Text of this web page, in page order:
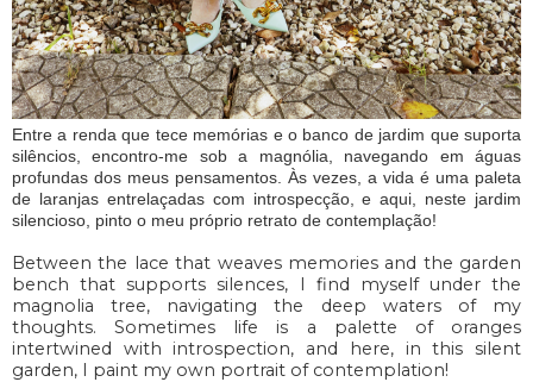
Entre a renda que tece memórias e o banco de jardim que suporta
silêncios, encontro-me sob a magnólia, navegando em águas
profundas dos meus pensamentos. Às vezes, a vida é uma paleta
de laranjas entrelaçadas com introspecção, e aqui, neste jardim
silencioso, pinto o meu próprio retrato de contemplação!
Between the lace that weaves memories and the garden
bench that supports silences, I find myself under the
magnolia tree, navigating the deep waters of my
thoughts. Sometimes life is a palette of oranges
intertwined with introspection, and here, in this silent
garden, I paint my own portrait of contemplation!